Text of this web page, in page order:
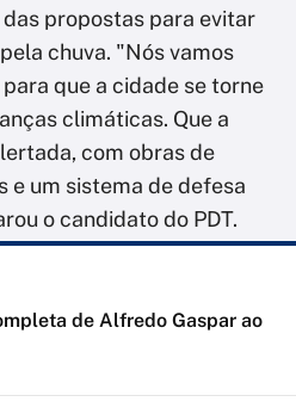
propostas para evitar
chuva. "Nós vamos
que a cidade se torne
climáticas. Que a
com obras de
e um sistema de defesa
o candidato do PDT.
de Alfredo Gaspar ao